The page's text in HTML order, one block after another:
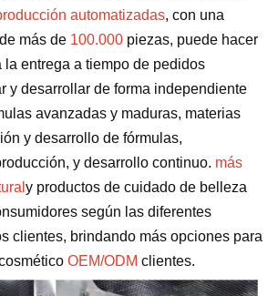
automatizadas, con una
más de 100.000 piezas, puede hacer
la entrega a tiempo de pedidos
y desarrollar de forma independiente
avanzadas y maduras, materias
y desarrollo de fórmulas,
y desarrollo continuo. más
y productos de cuidado de belleza
según las diferentes
clientes, brindando más opciones para
OEM/ODM clientes.